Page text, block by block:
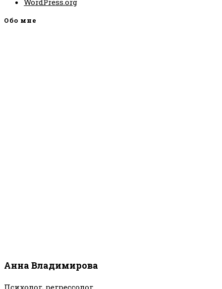
WordPress.org
Обо мне
Анна Владимирова
Психолог, регрессолог